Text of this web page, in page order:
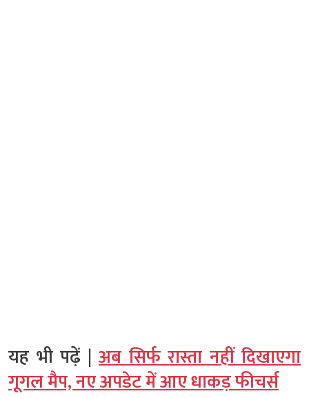
यह भी पढ़ें | अब सिर्फ रास्ता नहीं दिखाएगा
गूगल मैप, नए अपडेट में आए धाकड़ फीचर्स